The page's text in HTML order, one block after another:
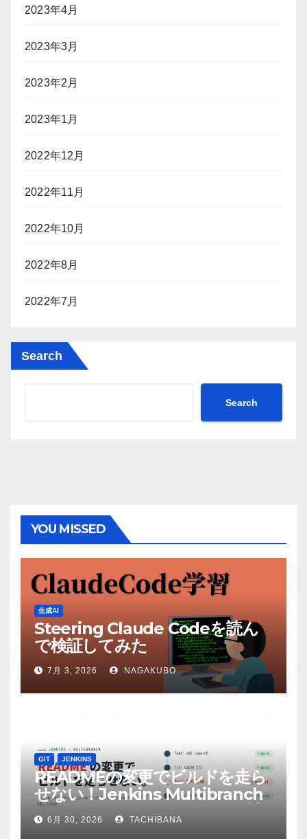
2023年4月
2023年3月
2023年2月
2023年1月
2022年12月
2022年11月
2022年10月
2022年8月
2022年7月
Search
Search
YOU MISSED
生成AI
Steering Claude Codeを読ん
で検証してみた
7月 3, 2026 NAGAKUBO
GIT JENKINS
READMEの変更でビルドを走ら
せない！Jenkins Multibranch
build strategy extensionを試
してみた
6月 30, 2026 TACHIBANA